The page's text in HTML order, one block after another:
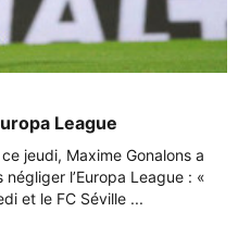
League
jeudi, Maxime Gonalons a
l’Europa League : «
et le FC Séville ...